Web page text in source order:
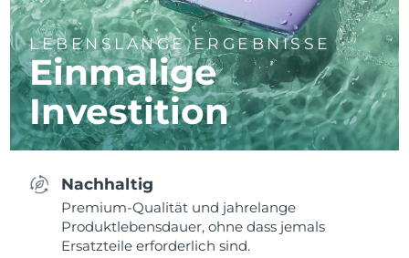
LEBENSLANGE ERGEBNISSE
Einmalige
Investition
Nachhaltig
Premium-Qualität und jahrelange
Produktlebensdauer, ohne dass jemals
Ersatzteile erforderlich sind.